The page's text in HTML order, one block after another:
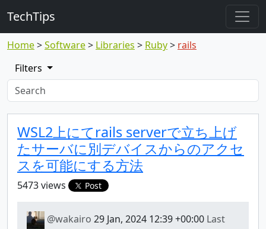
TechTips
Home Software Libraries Ruby
rails
Filters
Highlighted topic
Topic
WSL2上にてrails serverで立ち上げ
たサーバに別デバイスからのアクセ
スを可能にする方法
5473 views Post
@wakairo 29 Jan, 2024 12:39 +00:00 Last